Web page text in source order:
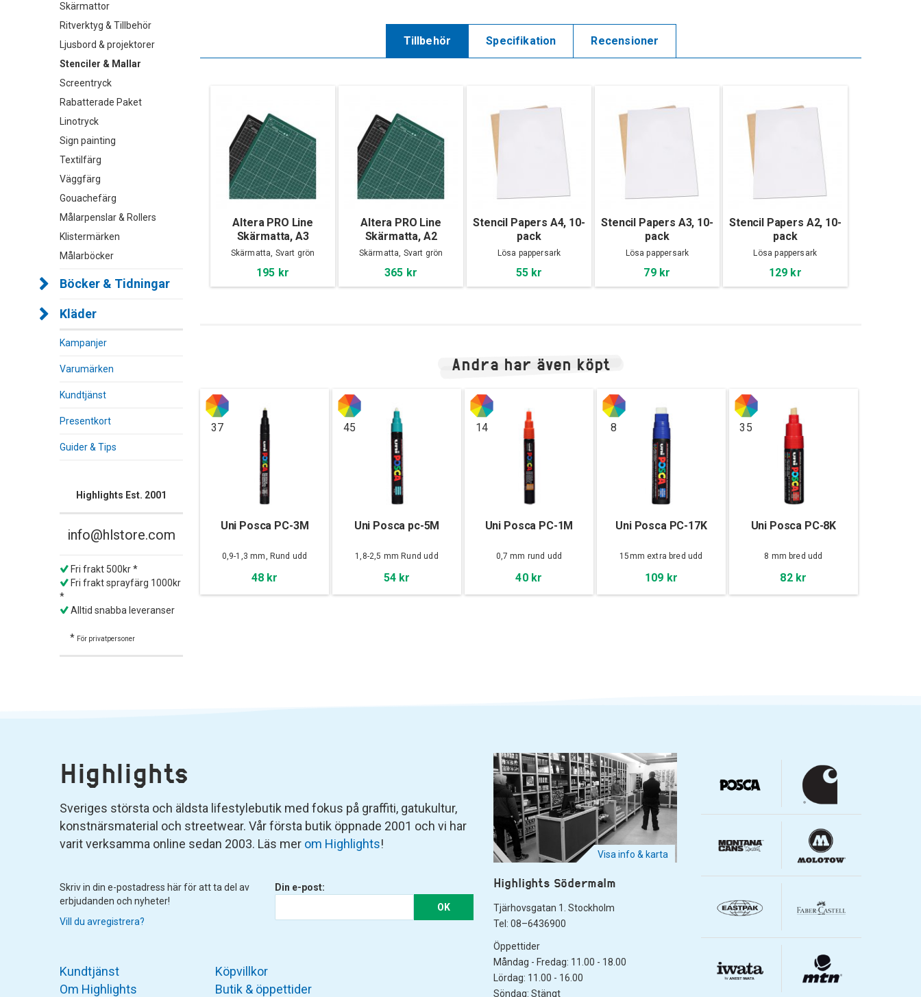
Skärmattor
Ritverktyg & Tillbehör
Ljusbord & projektorer
Stenciler & Mallar
Screentryck
Rabatterade Paket
Linotryck
Sign painting
Textilfärg
Väggfärg
Gouachefärg
Målarpenslar & Rollers
Klistermärken
Målarböcker
Böcker & Tidningar
Kläder
Kampanjer
Varumärken
Kundtjänst
Presentkort
Guider & Tips
Highlights Est. 2001
info@hlstore.com
Fri frakt 500kr *
Fri frakt sprayfärg 1000kr
*
Alltid snabba leveranser
* För privatpersoner
Tillbehör Specifikation Recensioner
Altera PRO Line
Skärmatta, A3
Skärmatta, Svart grön
195 kr
Altera PRO Line
Skärmatta, A2
Skärmatta, Svart grön
365 kr
Stencil Papers A4, 10-
pack
Lösa pappersark
55 kr
Stencil Papers A3, 10-
pack
Lösa pappersark
79 kr
Stencil Papers A2, 10-
pack
Lösa pappersark
129 kr
Andra har även köpt
37
Uni Posca PC-3M
0,9-1,3 mm, Rund udd
48 kr
45
Uni Posca pc-5M
1,8-2,5 mm Rund udd
54 kr
14
Uni Posca PC-1M
0,7 mm rund udd
40 kr
8
Uni Posca PC-17K
15mm extra bred udd
109 kr
35
Uni Posca PC-8K
8 mm bred udd
82 kr
Highlights
Sveriges största och äldsta lifestylebutik med fokus på graffiti, gatukultur,
konstnärsmaterial och streetwear. Vår första butik öppnade 2001 och vi har
varit verksamma online sedan 2003. Läs mer om Highlights!
Skriv in din e-postadress här för att ta del av
erbjudanden och nyheter!
Vill du avregistrera?
Din e-post:
OK
Visa info & karta
Highlights Södermalm
Tjärhovsgatan 1. Stockholm
Tel: 08–6436900
Öppettider
Måndag - Fredag: 11.00 - 18.00
Lördag: 11.00 - 16.00
Söndag: Stängt
Kundtjänst
Om Highlights
Köpvillkor
Butik & öppettider